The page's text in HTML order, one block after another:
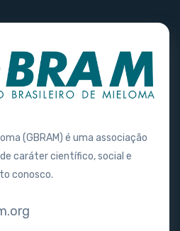
(GBRAM) é uma associação
caráter científico, social e
conosco.